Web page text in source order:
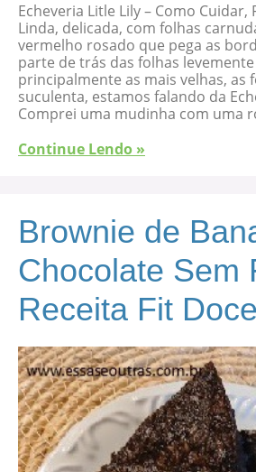
Echeveria Litle Lily – Como Cuidar,
Linda, delicada, com folhas
vermelho rosado que pega as
parte de trás das folhas
principalmente as mais velhas, as
suculenta, estamos falando da
Comprei uma mudinha com uma
Continue Lendo »
Brownie de
Chocolate Sem
Receita Fit Doce